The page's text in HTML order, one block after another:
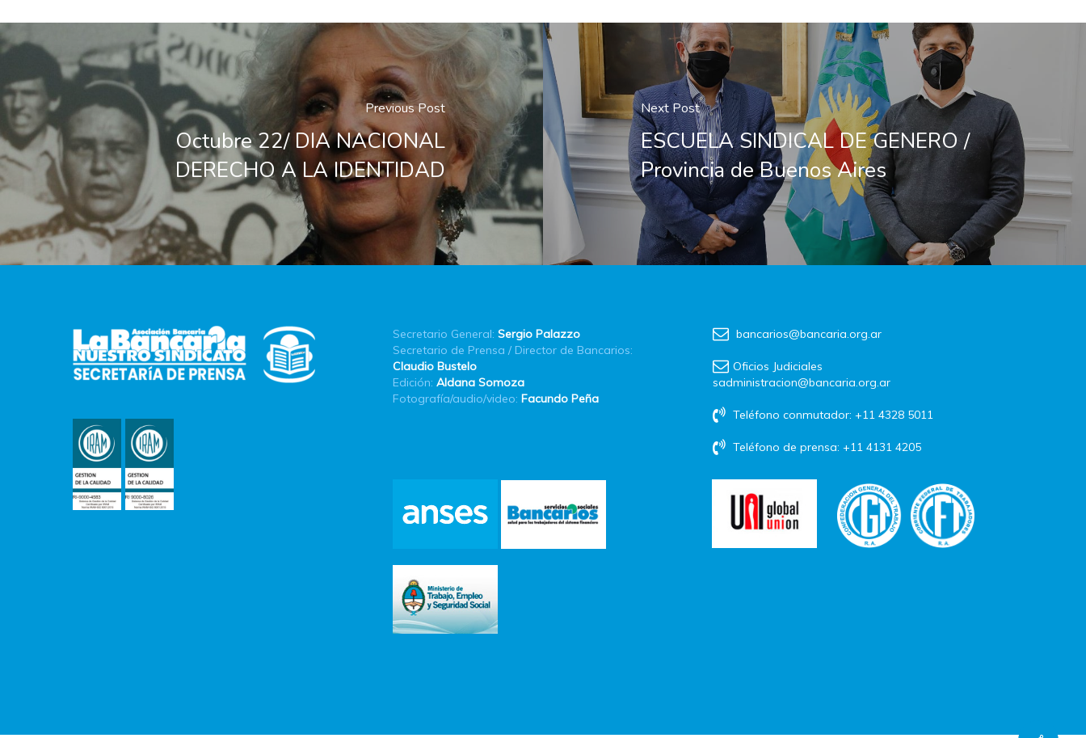
Previous Post
Octubre 22/ DIA NACIONAL
DERECHO A LA IDENTIDAD
Next Post
ESCUELA SINDICAL DE GENERO /
Provincia de Buenos Aires
Secretario General: Sergio Palazzo
Secretario de Prensa / Director de Bancarios:
Claudio Bustelo
Edición: Aldana Somoza
Fotografía/audio/video: Facundo Peña
bancarios@bancaria.org.ar
Oficios Judiciales
sadministracion@bancaria.org.ar
Teléfono conmutador: +11 4328 5011
Teléfono de prensa: +11 4131 4205